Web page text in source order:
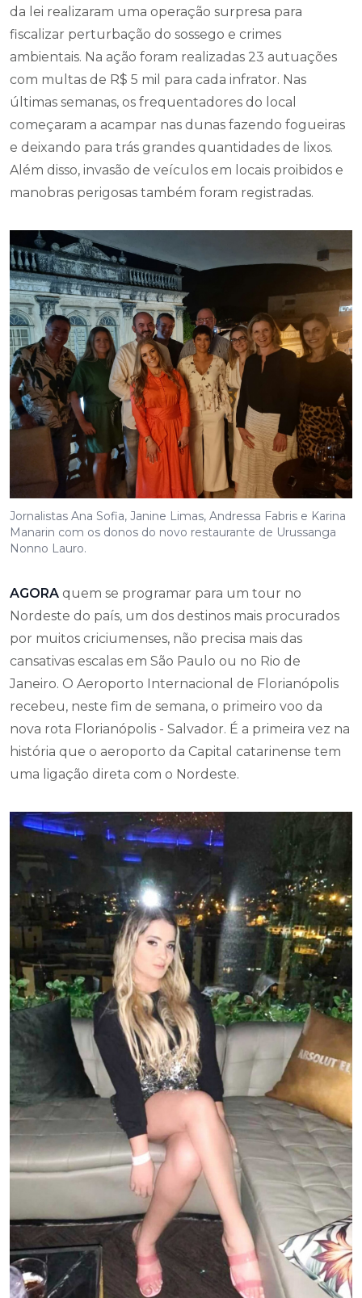
da lei realizaram uma operação surpresa para
fiscalizar perturbação do sossego e crimes
ambientais. Na ação foram realizadas 23 autuações
com multas de R$ 5 mil para cada infrator. Nas
últimas semanas, os frequentadores do local
começaram a acampar nas dunas fazendo fogueiras
e deixando para trás grandes quantidades de lixos.
Além disso, invasão de veículos em locais proibidos e
manobras perigosas também foram registradas.
Jornalistas Ana Sofia, Janine Limas, Andressa Fabris e Karina
Manarin com os donos do novo restaurante de Urussanga
Nonno Lauro.
AGORA quem se programar para um tour no
Nordeste do país, um dos destinos mais procurados
por muitos criciumenses, não precisa mais das
cansativas escalas em São Paulo ou no Rio de
Janeiro. O Aeroporto Internacional de Florianópolis
recebeu, neste fim de semana, o primeiro voo da
nova rota Florianópolis - Salvador. É a primeira vez na
história que o aeroporto da Capital catarinense tem
uma ligação direta com o Nordeste.